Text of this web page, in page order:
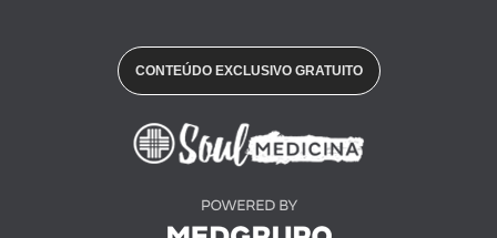
CONTEÚDO EXCLUSIVO GRATUITO